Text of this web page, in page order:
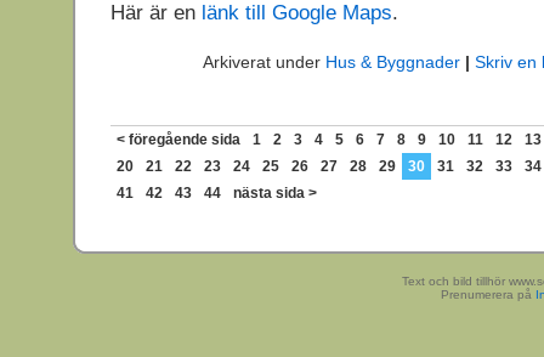
Här är en länk till Google Maps.
Arkiverat under Hus & Byggnader | Skriv en
< föregående sida 1 2 3 4 5 6 7 8 9 10 11 12
13
20
21 22 23 24 25 26 27 28 29 30 31 32 33
34
41
42 43 44 nästa sida >
Text och bild tillhör
Prenumerera på